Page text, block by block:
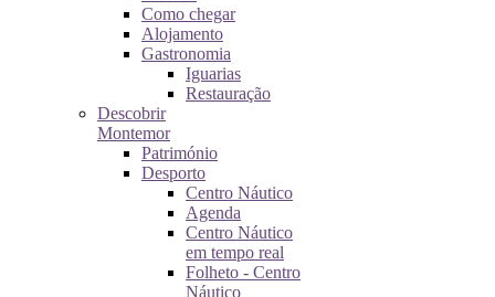
Como chegar
Alojamento
Gastronomia
Iguarias
Restauração
Descobrir
Montemor
Património
Desporto
Centro Náutico
Agenda
Centro Náutico
em tempo real
Folheto - Centro
Náutico